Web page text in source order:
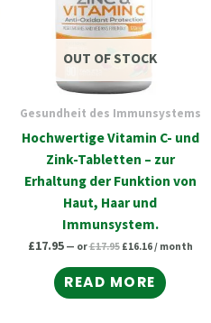
OUT OF STOCK
Gesundheit des Immunsystems
Hochwertige Vitamin C- und
Zink-Tabletten – zur
Erhaltung der Funktion von
Haut, Haar und
Immunsystem.
£17.95 — or£17.95 £16.16/ month
READ MORE